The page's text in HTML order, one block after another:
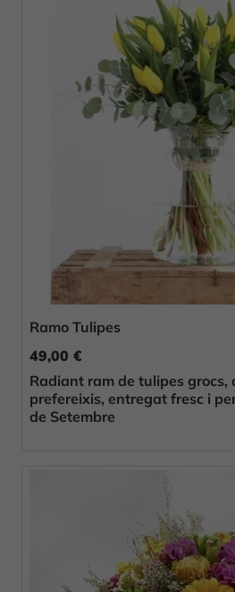
Ramo Tulipes
49,00 €
Radiant ram de tulipes grocs,
prefereixis, entregat fresc i
de Setembre